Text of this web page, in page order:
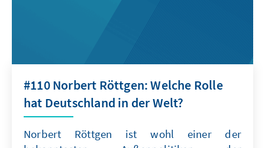
#110 Norbert Röttgen: Welche Rolle
hat Deutschland in der Welt?
Norbert Röttgen ist wohl einer der